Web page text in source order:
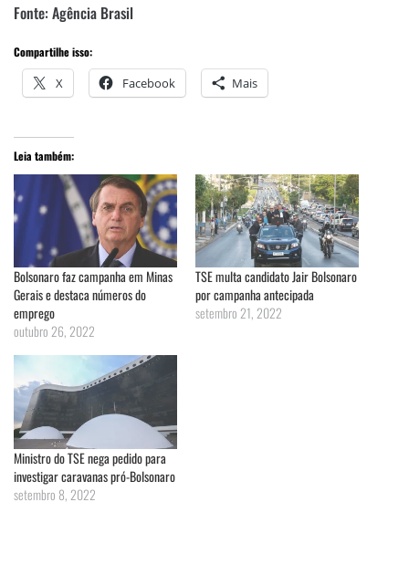
Fonte: Agência Brasil
Compartilhe isso:
X Facebook Mais
Leia também:
Bolsonaro faz campanha em Minas
Gerais e destaca números do
emprego
outubro 26, 2022
TSE multa candidato Jair Bolsonaro
por campanha antecipada
setembro 21, 2022
Ministro do TSE nega pedido para
investigar caravanas pró-Bolsonaro
setembro 8, 2022